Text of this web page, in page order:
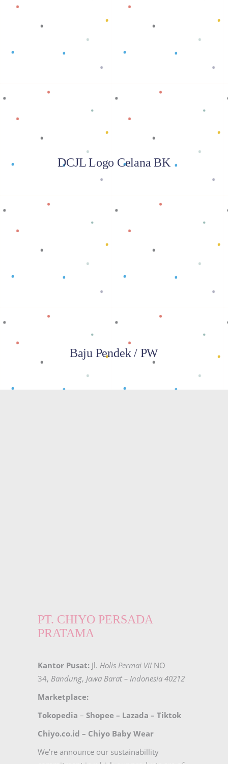
Baca selengkapnya
DCJL Logo Celana BK
Baju Pendek / PW
PT. CHIYO PERSADA
PRATAMA
Kantor Pusat: Jl. Holis Permai VII NO
34, Bandung, Jawa Barat – Indonesia 40212
Marketplace:
Tokopedia – Shopee – Lazada – Tiktok
Chiyo.co.id – Chiyo Baby Wear
We’re announce our sustainabillity